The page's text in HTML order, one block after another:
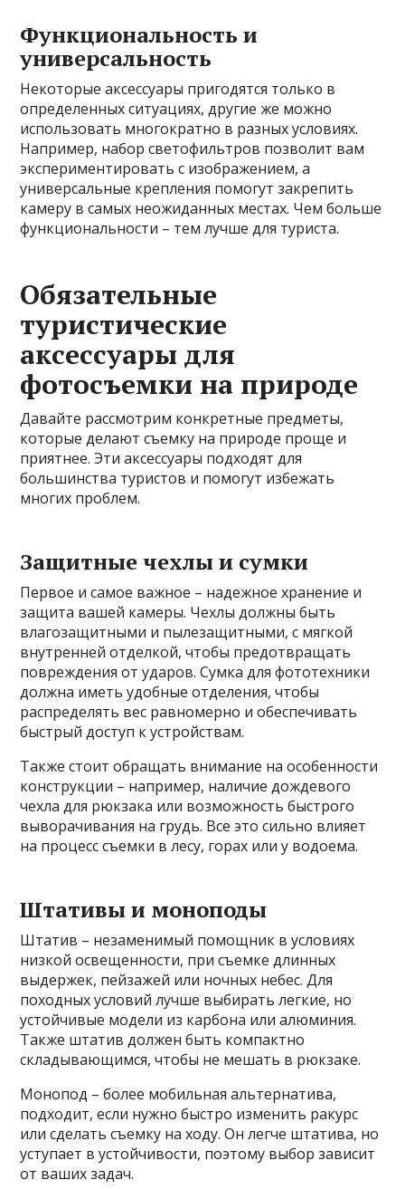
Функциональность и
универсальность
Некоторые аксессуары пригодятся только в
определенных ситуациях, другие же можно
использовать многократно в разных условиях.
Например, набор светофильтров позволит вам
экспериментировать с изображением, а
универсальные крепления помогут закрепить
камеру в самых неожиданных местах. Чем больше
функциональности – тем лучше для туриста.
Обязательные
туристические
аксессуары для
фотосъемки на природе
Давайте рассмотрим конкретные предметы,
которые делают съемку на природе проще и
приятнее. Эти аксессуары подходят для
большинства туристов и помогут избежать
многих проблем.
Защитные чехлы и сумки
Первое и самое важное – надежное хранение и
защита вашей камеры. Чехлы должны быть
влагозащитными и пылезащитными, с мягкой
внутренней отделкой, чтобы предотвращать
повреждения от ударов. Сумка для фототехники
должна иметь удобные отделения, чтобы
распределять вес равномерно и обеспечивать
быстрый доступ к устройствам.
Также стоит обращать внимание на особенности
конструкции – например, наличие дождевого
чехла для рюкзака или возможность быстрого
выворачивания на грудь. Все это сильно влияет
на процесс съемки в лесу, горах или у водоема.
Штативы и моноподы
Штатив – незаменимый помощник в условиях
низкой освещенности, при съемке длинных
выдержек, пейзажей или ночных небес. Для
походных условий лучше выбирать легкие, но
устойчивые модели из карбона или алюминия.
Также штатив должен быть компактно
складывающимся, чтобы не мешать в рюкзаке.
Монопод – более мобильная альтернатива,
подходит, если нужно быстро изменить ракурс
или сделать съемку на ходу. Он легче штатива, но
уступает в устойчивости, поэтому выбор зависит
от ваших задач.